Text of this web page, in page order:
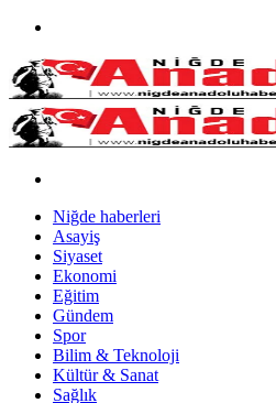
Niğde haberleri
Asayiş
Siyaset
Ekonomi
Eğitim
Gündem
Spor
Bilim & Teknoloji
Kültür & Sanat
Sağlık